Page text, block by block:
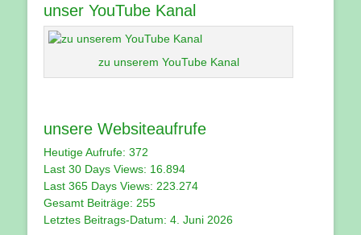
unser YouTube Kanal
zu unserem YouTube Kanal
unsere Websiteaufrufe
Heutige Aufrufe: 372
Last 30 Days Views: 16.894
Last 365 Days Views: 223.274
Gesamt Beiträge: 255
Letztes Beitrags-Datum: 4. Juni 2026